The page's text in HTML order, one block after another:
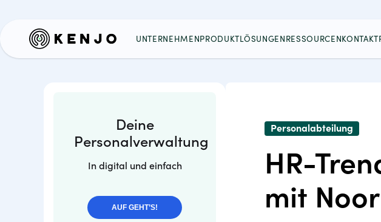
UNTERNEHMENPRODUKTLÖSUNGENRESSOURCENKONTAKT
Deine
Personalverwaltung
In digital und einfach
AUF GEHT’S!
Personalabteilung
HR-
mit